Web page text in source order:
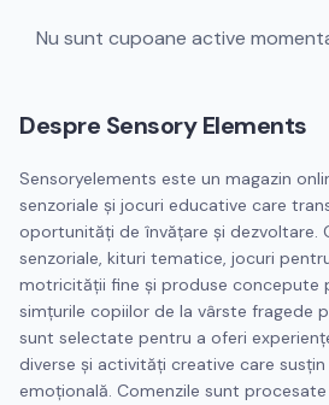
Nu sunt cupoane active
Despre Sensory Elements
Sensoryelements este un magazin
senzoriale și jocuri educative care
oportunități de învățare și dezvoltare.
senzoriale, kituri tematice, jocuri
motricității fine și produse concepute
simțurile copiilor de la vârste fragede
sunt selectate pentru a oferi
diverse și activități creative care
emoțională. Comenzile sunt